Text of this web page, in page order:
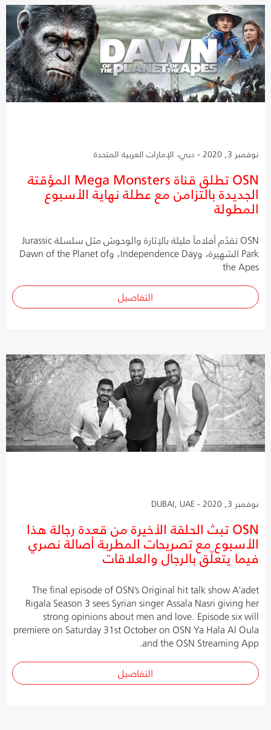
نوفمبر 3, 2020 - دبي، الإمارات العربية المتحدة
OSN تطلق قناة Mega Monsters المؤقتة
الجديدة بالتزامن مع عطلة نهاية الأسبوع
المطولة
OSN تقدّم أفلاماً مليئة بالإثارة والوحوش مثل سلسلة Jurassic
Park الشهيرة، وIndependence Day، وDawn of the Planet of
the Apes
التفاصيل
نوفمبر 3, 2020 - DUBAI, UAE
OSN تبث الحلقة الأخيرة من قعدة رجالة هذا
الأسبوع مع تصريحات المطربة أصالة نصري
فيما يتعلّق بالرجال والعلاقات
The final episode of OSN’s Original hit talk show A’adet
Rigala Season 3 sees Syrian singer Assala Nasri giving her
strong opinions about men and love. Episode six will
premiere on Saturday 31st October on OSN Ya Hala Al Oula
and the OSN Streaming App.
التفاصيل